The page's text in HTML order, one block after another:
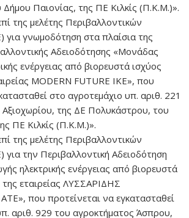
Παιονίας, της ΠΕ Κιλκίς (Π.Κ.Μ.)».
της μελέτης Περιβαλλοντικών
γνωμοδότηση στα πλαίσια της
Αδειοδότησης «Μονάδας
ενέργειας από βιορευστά ισχύος
MODERN FUTURE IKE», που
στο αγροτεμάχιο υπ. αριθ. 221
της ΔΕ Πολυκάστρου, του
ΠΕ Κιλκίς (Π.Κ.Μ.)».
της μελέτης Περιβαλλοντικών
την Περιβαλλοντική Αδειοδότηση
ηλεκτρικής ενέργειας από βιορευστά
εταιρείας ΛΥΣΣΑΡΙΔΗΣ
που προτείνεται να εγκατασταθεί
αριθ. 929 του αγροκτήματος Άσπρου,